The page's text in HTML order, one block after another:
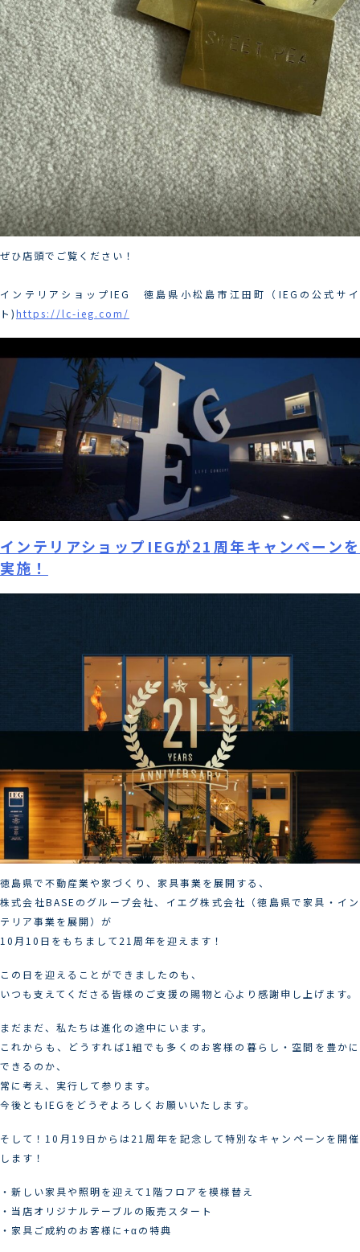
ぜひ店頭でご覧ください！
インテリアショップIEG 徳島県小松島市江田町（IEGの公式サイ
ト)https://lc-ieg.com/
インテリアショップIEGが21周年キャンペーンを
実施！
徳島県で不動産業や家づくり、家具事業を展開する、
株式会社BASEのグループ会社、イエグ株式会社（徳島県で家具・イン
テリア事業を展開）が
10月10日をもちまして21周年を迎えます！
この日を迎えることができましたのも、
いつも支えてくださる皆様のご支援の賜物と心より感謝申し上げます。
まだまだ、私たちは進化の途中にいます。
これからも、どうすれば1組でも多くのお客様の暮らし・空間を豊かに
できるのか、
常に考え、実行して参ります。
今後ともIEGをどうぞよろしくお願いいたします。
そして！10月19日からは21周年を記念して特別なキャンペーンを開催
します！
・新しい家具や照明を迎えて1階フロアを模様替え
・当店オリジナルテーブルの販売スタート
・家具ご成約のお客様に+αの特典